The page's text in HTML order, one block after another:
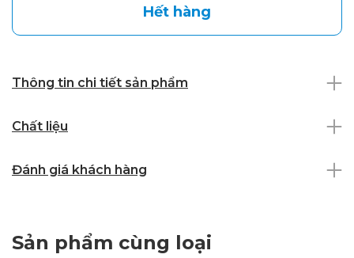
Hết hàng
Thông tin chi tiết sản phẩm
Chất liệu
Đánh giá khách hàng
Sản phẩm cùng loại